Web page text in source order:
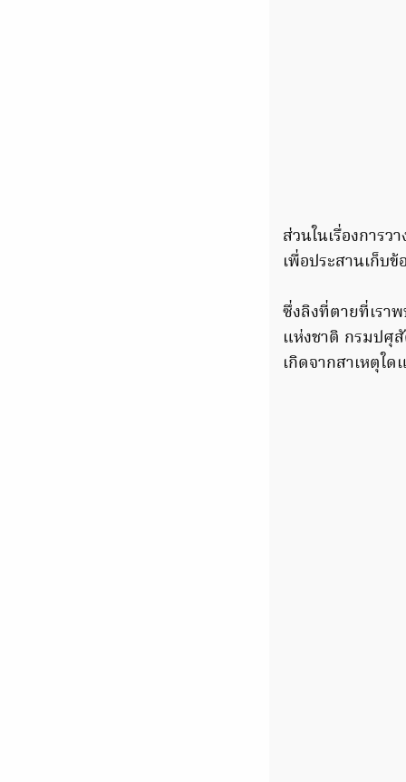
ส่วนในเรื่องการ
เพื่อประสานเก็บ
ซึ่งลิงที่ตายที่เรา
แห่งชาติ กรมปศุ
เกิดจากสาเหตุใด